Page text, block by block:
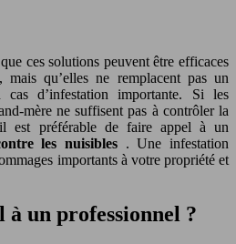
ces solutions peuvent être efficaces
qu’elles ne remplacent pas un
cas d’infestation importante. Si les
mère ne suffisent pas à contrôler la
est préférable de faire appel à un
les nuisibles . Une infestation
importants à votre propriété et
un professionnel ?